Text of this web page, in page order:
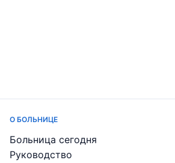
О БОЛЬНИЦЕ
Больница сегодня
Руководство